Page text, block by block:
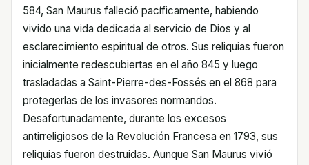
584, San Maurus falleció pacíficamente, habiendo
vivido una vida dedicada al servicio de Dios y al
esclarecimiento espiritual de otros. Sus reliquias fueron
inicialmente redescubiertas en el año 845 y luego
trasladadas a Saint-Pierre-des-Fossés en el 868 para
protegerlas de los invasores normandos.
Desafortunadamente, durante los excesos
antirreligiosos de la Revolución Francesa en 1793, sus
reliquias fueron destruidas. Aunque San Maurus vivió